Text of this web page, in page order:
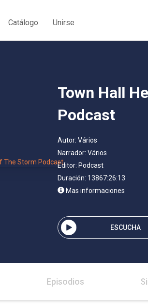
Catálogo Unirse
Town Hall
Podcast
Autor: Vários
Narrador: Vários
Editor: Podcast
Duración: 13867:26:13
Mas informaciones
ESCUCHA
Episodios